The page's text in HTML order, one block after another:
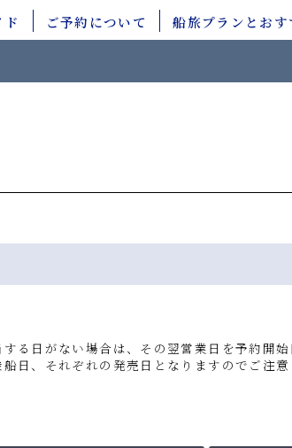
ド ご予約について
– クレジットカード決済
船旅プランとお
る日がない場合は、その翌営業日を予約開
日、それぞれの発売日となりますのでご注